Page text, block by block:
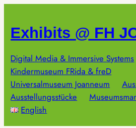
springen
Exhibits @ FH
Digital Media & Immersive Systems
Kindermuseum FRida & freD
Universalmuseum Joanneum
Ausstellungsstücke
English